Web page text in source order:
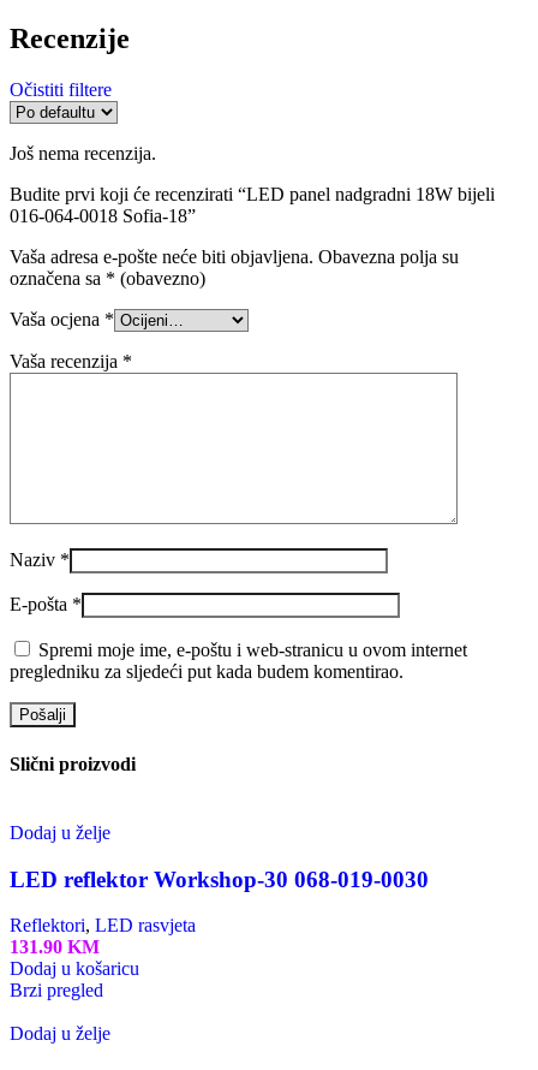
Recenzije
Očistiti filtere
Još nema recenzija.
Budite prvi koji će recenzirati “LED panel nadgradni 18W bijeli
016-064-0018 Sofia-18”
Vaša adresa e-pošte neće biti objavljena. Obavezna polja su
označena sa * (obavezno)
Vaša ocjena *
Vaša recenzija *
Naziv *
E-pošta *
Spremi moje ime, e-poštu i web-stranicu u ovom internet
pregledniku za sljedeći put kada budem komentirao.
Slični proizvodi
Dodaj u želje
LED reflektor Workshop-30 068-019-0030
Reflektori, LED rasvjeta
131.90 KM
Dodaj u košaricu
Brzi pregled
Dodaj u želje